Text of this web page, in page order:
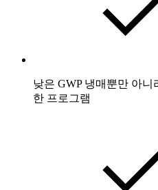
낮은 GWP 냉매뿐만 아
한 프로그램